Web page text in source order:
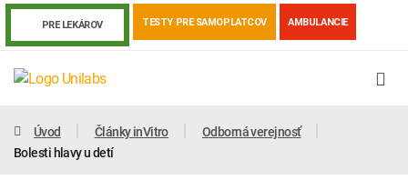
PRE LEKÁROV TESTY PRE SAMOPLATCOV AMBULANCIE
Úvod Články inVitro
Odborná verejnosť
Bolesti hlavy u detí